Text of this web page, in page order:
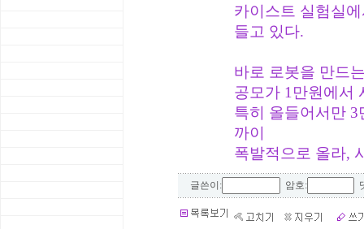
카이스트 실험실
들고 있다.
바로 로봇을 만드
공모가 1만원에서
특히 올들어서만 3
까이
폭발적으로 올라,
글쓴이: 암호: